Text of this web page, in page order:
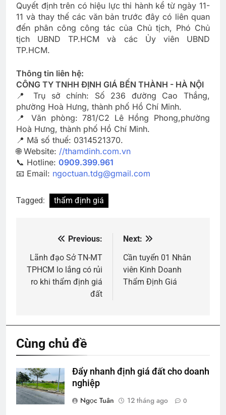
Quyết định trên có hiệu lực thi hành kể từ ngày 11-
11 và thay thế các văn bản trước đây có liên quan
đến phân công công tác của Chủ tịch, Phó Chủ
tịch UBND TP.HCM và các Ủy viên UBND
TP.HCM.
Thông tin liên hệ:
CÔNG TY TNHH ĐỊNH GIÁ BẾN THÀNH - HÀ NỘI
📍 Trụ sở chính: Số 236 đường Cao Thắng,
phường Hoà Hưng, thành phố Hồ Chí Minh.
📍 Văn phòng: 781/C2 Lê Hồng Phong,phường
Hoà Hưng, thành phố Hồ Chí Minh.
📍 Mã số thuế: 0314521370.
🌐 Website: //thamdinh.com.vn
📞 Hotline: 0909.399.961
📧 Email: ngoctuan.tdg@gmail.com
Tagged: thẩm định giá
hướng
bài
Previous:
Lãnh đạo Sở TN-MT
TPHCM lo lắng có rủi
ro khi thẩm định giá
đất
Next:
Cần tuyển 01 Nhân
viên Kinh Doanh
Thẩm Định Giá
Cùng chủ đề
Đẩy nhanh định giá đất cho doanh
nghiệp
Ngọc Tuân
12 tháng ago 0